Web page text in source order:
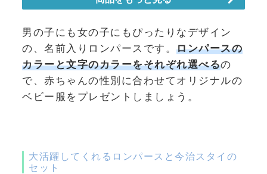
男の子にも女の子にもぴったりなデザイン
の、名前入りロンパースです。 ロンパースの
カラーと文字のカラーをそれぞれ選べるの
で、赤ちゃんの性別に合わせてオリジナルの
ベビー服をプレゼントしましょう。
大活躍してくれるロンパースと今治スタイの
セット